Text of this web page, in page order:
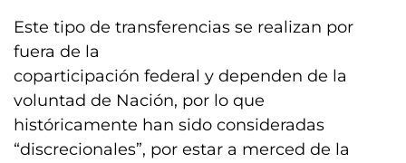
Este tipo de transferencias se realizan por
fuera de la
coparticipación federal y dependen de la
voluntad de Nación, por lo que
históricamente han sido consideradas
“discrecionales”, por estar a merced de la